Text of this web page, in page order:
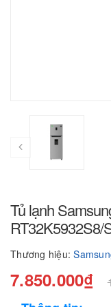
Tủ lạnh
RT32K5932S8/
Thương hiệu:
7.850.000₫